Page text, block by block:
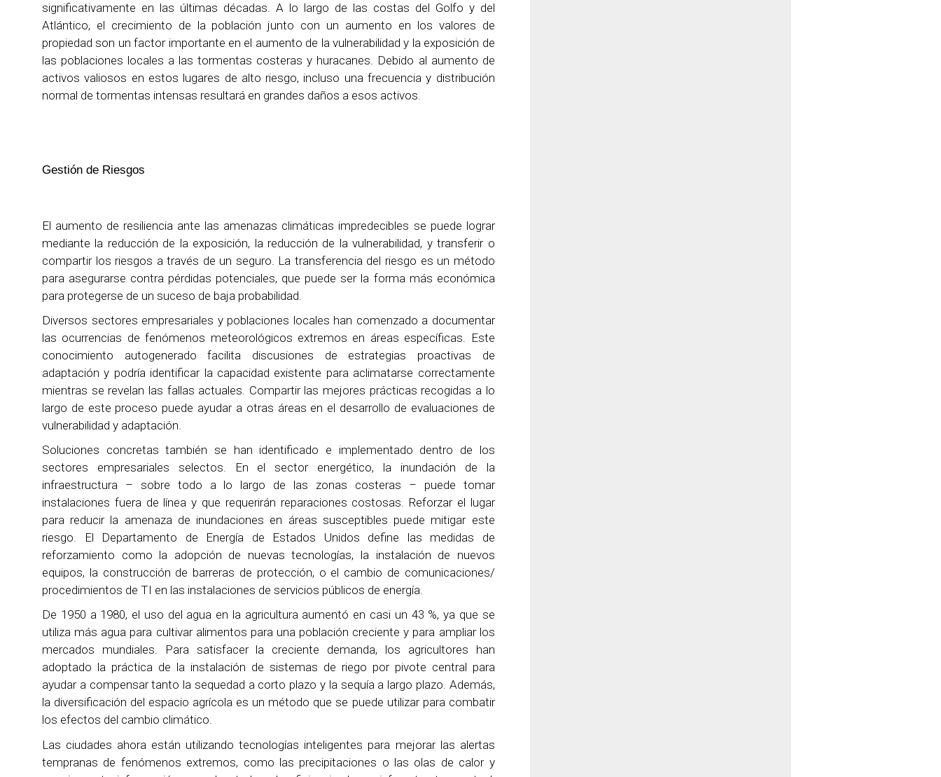
significativamente en las últimas décadas. A lo largo de las costas del Golfo y del
Atlántico, el crecimiento de la población junto con un aumento en los valores de
propiedad son un factor importante en el aumento de la vulnerabilidad y la exposición de
las poblaciones locales a las tormentas costeras y huracanes. Debido al aumento de
activos valiosos en estos lugares de alto riesgo, incluso una frecuencia y distribución
normal de tormentas intensas resultará en grandes daños a esos activos.
Gestión de Riesgos
El aumento de resiliencia ante las amenazas climáticas impredecibles se puede lograr
mediante la reducción de la exposición, la reducción de la vulnerabilidad, y transferir o
compartir los riesgos a través de un seguro. La transferencia del riesgo es un método
para asegurarse contra pérdidas potenciales, que puede ser la forma más económica
para protegerse de un suceso de baja probabilidad.
Diversos sectores empresariales y poblaciones locales han comenzado a documentar
las ocurrencias de fenómenos meteorológicos extremos en áreas específicas. Este
conocimiento autogenerado facilita discusiones de estrategias proactivas de
adaptación y podría identificar la capacidad existente para aclimatarse correctamente
mientras se revelan las fallas actuales. Compartir las mejores prácticas recogidas a lo
largo de este proceso puede ayudar a otras áreas en el desarrollo de evaluaciones de
vulnerabilidad y adaptación.
Soluciones concretas también se han identificado e implementado dentro de los
sectores empresariales selectos. En el sector energético, la inundación de la
infraestructura – sobre todo a lo largo de las zonas costeras – puede tomar
instalaciones fuera de línea y que requerirán reparaciones costosas. Reforzar el lugar
para reducir la amenaza de inundaciones en áreas susceptibles puede mitigar este
riesgo. El Departamento de Energía de Estados Unidos define las medidas de
reforzamiento como la adopción de nuevas tecnologías, la instalación de nuevos
equipos, la construcción de barreras de protección, o el cambio de comunicaciones/
procedimientos de TI en las instalaciones de servicios públicos de energía.
De 1950 a 1980, el uso del agua en la agricultura aumentó en casi un 43 %, ya que se
utiliza más agua para cultivar alimentos para una población creciente y para ampliar los
mercados mundiales. Para satisfacer la creciente demanda, los agricultores han
adoptado la práctica de la instalación de sistemas de riego por pivote central para
ayudar a compensar tanto la sequedad a corto plazo y la sequía a largo plazo. Además,
la diversificación del espacio agrícola es un método que se puede utilizar para combatir
los efectos del cambio climático.
Las ciudades ahora están utilizando tecnologías inteligentes para mejorar las alertas
tempranas de fenómenos extremos, como las precipitaciones o las olas de calor y